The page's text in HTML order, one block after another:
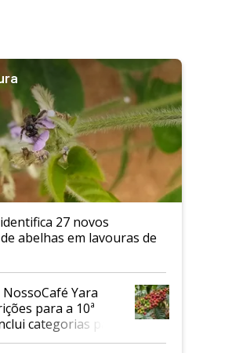
27 novos
abelhas em lavouras de
Yara
para a 10ª
categorias para